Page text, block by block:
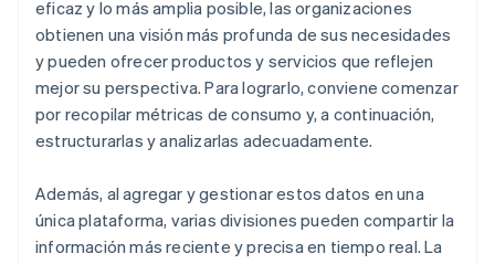
eficaz y lo más amplia posible, las organizaciones
obtienen una visión más profunda de sus necesidades
y pueden ofrecer productos y servicios que reflejen
mejor su perspectiva. Para lograrlo, conviene comenzar
por recopilar métricas de consumo y, a continuación,
estructurarlas y analizarlas adecuadamente.
Además, al agregar y gestionar estos datos en una
única plataforma, varias divisiones pueden compartir la
información más reciente y precisa en tiempo real. La